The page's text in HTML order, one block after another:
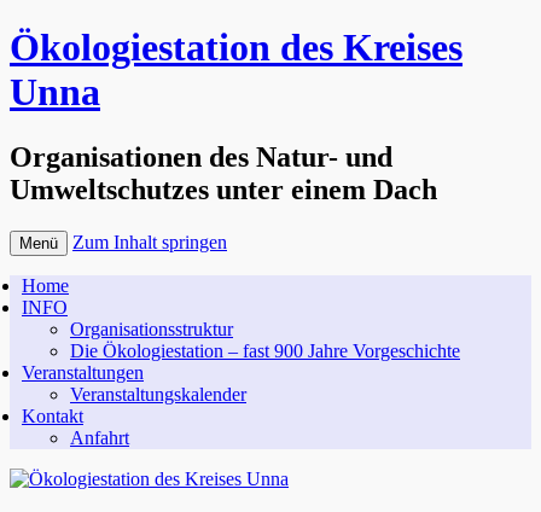
Ökologiestation des Kreises
Unna
Organisationen des Natur- und
Umweltschutzes unter einem Dach
Menü Zum Inhalt springen
Home
INFO
Organisationsstruktur
Die Ökologiestation – fast 900 Jahre Vorgeschichte
Veranstaltungen
Veranstaltungskalender
Kontakt
Anfahrt